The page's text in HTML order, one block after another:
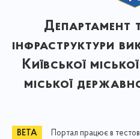
Департамент
інфраструктури
Київської
міської
Портал працює в